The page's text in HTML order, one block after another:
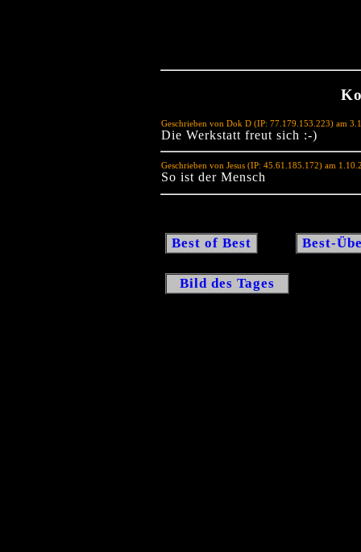
Geschrieben von Dok D (IP: 77.179.153.223) am
Die Werkstatt freut sich :-)
Geschrieben von Jesus (IP: 45.61.185.172) am
So ist der Mensch
Best of Best Best-
Bild des Tages